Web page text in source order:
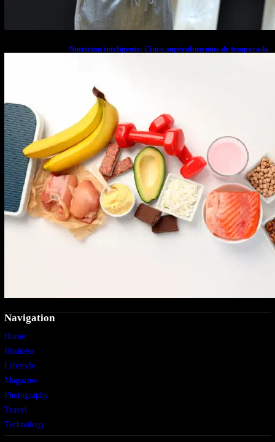
Nutrición inteligente: Cinco superalimentos de temporada
Navigation
Home
Business
Lifestyle
Magazine
Photography
Travel
Technology